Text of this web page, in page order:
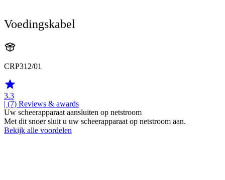
Voedingskabel
CRP312/01
3.3
| (7) Reviews & awards
Uw scheerapparaat aansluiten op netstroom
Met dit snoer sluit u uw scheerapparaat op netstroom aan.
Bekijk alle voordelen